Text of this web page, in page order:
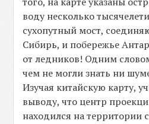
воду несколько
сухопутный мост,
Сибирь, и побережье
от ледников! Одним
чем не могли знать ни
Изучая китайскую карту,
выводу, что центр
находился на территории